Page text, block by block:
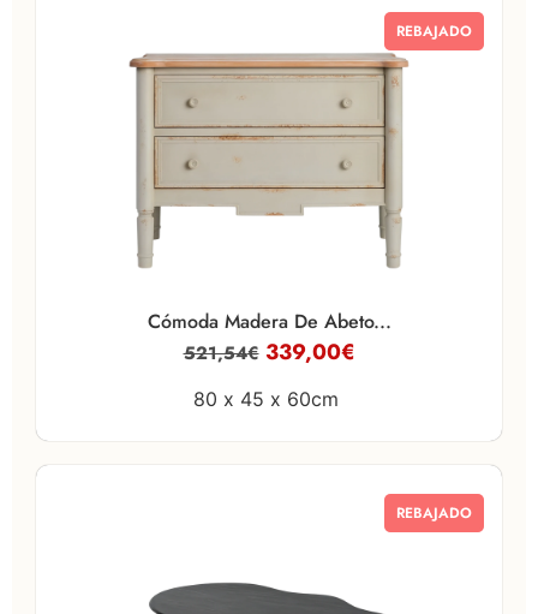
REBAJADO
Cómoda Madera De Abeto...
521,54€ 339,00€
80 x 45 x 60cm
REBAJADO